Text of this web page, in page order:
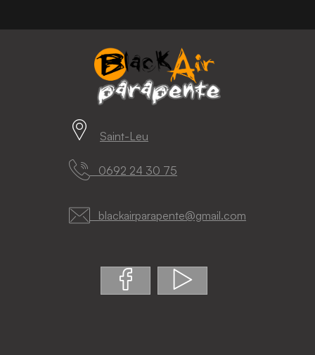
Saint-Leu
0692 24 30 75
blackairparapente@gmail.com